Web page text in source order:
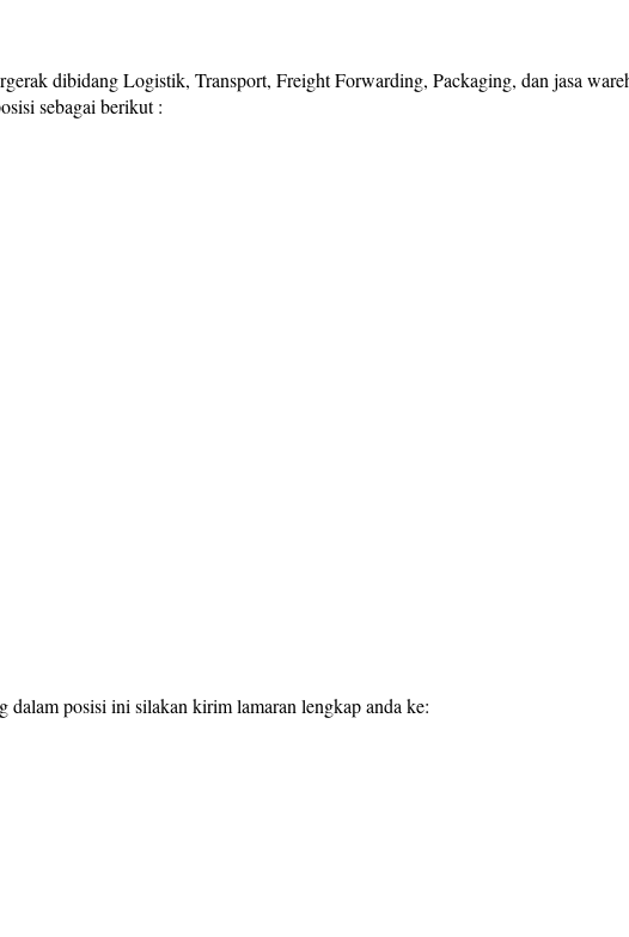
dibidang Logistik, Transport, Freight Forwarding, Packaging, dan jasa
sebagai berikut :
dalam posisi ini silakan kirim lamaran lengkap anda ke: